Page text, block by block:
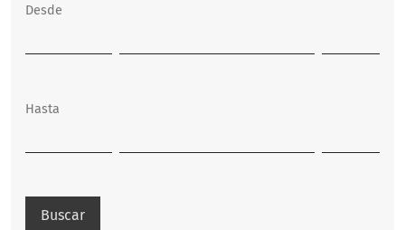
Desde
Hasta
Buscar